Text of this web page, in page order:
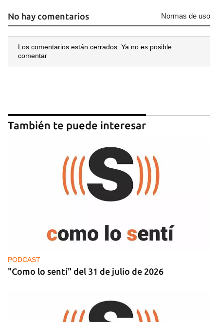
iniciar sesión con tu cuenta de 14ymedio.
No hay comentarios Normas de uso
Los comentarios están cerrados. Ya no es posible
comentar
También te puede interesar
PODCAST
"Como lo sentí" del 31 de julio de 2026